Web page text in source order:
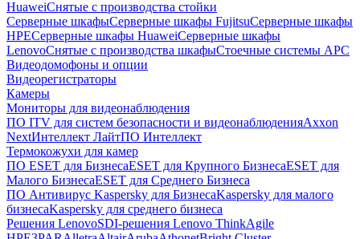
HuaweiСнятые с производства стойки
Серверные шкафыСерверные шкафы FujitsuСерверные шкафы
HPEСерверные шкафы HuaweiСерверные шкафы
LenovoСнятые с производства шкафыСтоечные системы APC
Видеодомофоны и опции
Видеорегистраторы
Камеры
Мониторы для видеонаблюдения
ПО ITV для систем безопасности и видеонаблюденияAxxon
NextИнтеллект ЛайтПО Интеллект
Термокожухи для камер
ПО ESET для БизнесаESET для Крупного БизнесаESET для
Малого БизнесаESET для Среднего Бизнеса
ПО Антивирус Kaspersky для БизнесаKaspersky для малого
бизнесаKaspersky для среднего бизнеса
Решения LenovoSDI-решения Lenovo ThinkAgile